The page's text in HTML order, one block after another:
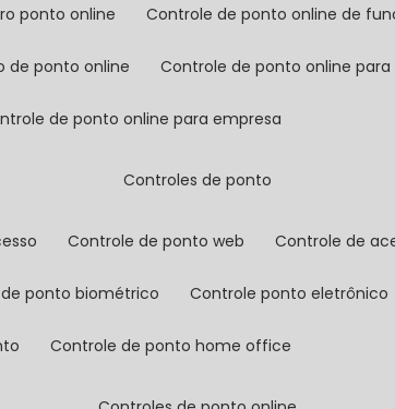
ponto online controle de ponto online de
de ponto online controle de ponto online
de ponto online para empresa
controles de ponto
controle de ponto web controle de
de ponto biométrico controle ponto eletrônico
controle de ponto home office